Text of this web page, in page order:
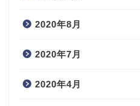
2020年8月
2020年7月
2020年4月